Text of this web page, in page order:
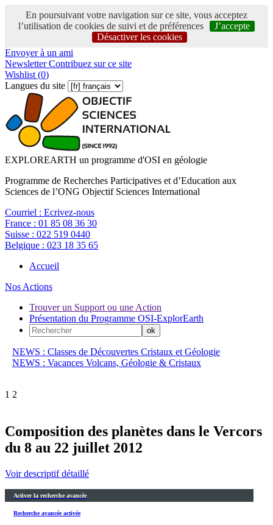
En poursuivant votre navigation sur ce site, vous acceptez
l’utilisation de cookies de suivi et de préférences
J’accepte
Désactiver les cookies
Envoyer à un ami
NewsletterContribuez sur ce site
Wishlist (0)
Langues du site
EXPLOREARTH un programme d'OSI en géologie
Programme de Recherches Participatives et d’Education aux
Sciences de l’ONG Objectif Sciences International
Courriel : Ecrivez-nous
France : 01 85 08 36 30
Suisse : 022 519 0440
Belgique : 023 18 35 65
Accueil
Nos Actions
Trouver un Support ou une Action
Présentation du Programme OSI-ExplorEarth
NEWS : Classes de Découvertes Cristaux et Géologie
NEWS : Vacances Volcans, Géologie & Cristaux
1 2
Composition des planètes dans le Vercors
du 8 au 22 juillet 2012
Voir descriptif détaillé
Activer la recherche avancée
Recherche avancée activée